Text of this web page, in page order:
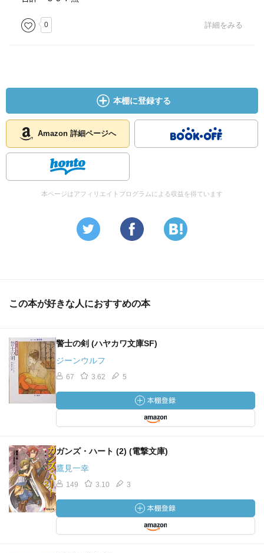
0 詳細をみる
本棚に登録する
Amazon 詳細ページへ
本ページはアフィリエイトプログラムによる収益を得ています
この本が好きな人におすすめの本
警士の剣 (ハヤカワ文庫SF)
ジーンウルフ
67 3.62 5
ガンズ・ハート (2) (電撃文庫)
鷹見一幸
149 3.10 3